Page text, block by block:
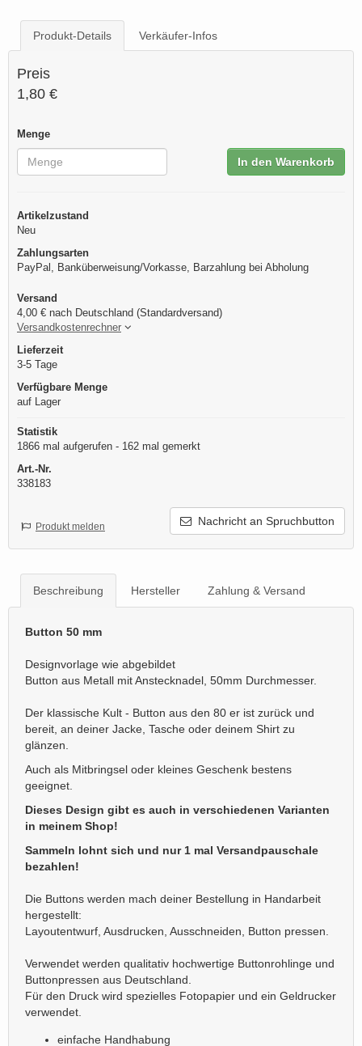
Produkt-Details Verkäufer-Infos
Preis
1,80 €
Menge
In den Warenkorb
Artikelzustand
Neu
Zahlungsarten
PayPal, Banküberweisung/Vorkasse, Barzahlung bei Abholung
Versand
4,00 € nach Deutschland (Standardversand)
Versandkostenrechner
Lieferzeit
3-5 Tage
Verfügbare Menge
auf Lager
Statistik
1866 mal aufgerufen - 162 mal gemerkt
Art.-Nr.
338183
Nachricht an Spruchbutton
Produkt melden
Beschreibung Hersteller Zahlung & Versand
Button 50 mm
Designvorlage wie abgebildet
Button aus Metall mit Anstecknadel, 50mm Durchmesser.
Der klassische Kult - Button aus den 80 er ist zurück und
bereit, an deiner Jacke, Tasche oder deinem Shirt zu
glänzen.
Auch als Mitbringsel oder kleines Geschenk bestens
geeignet.
Dieses Design gibt es auch in verschiedenen Varianten
in meinem Shop!
Sammeln lohnt sich und nur 1 mal Versandpauschale
bezahlen!
Die Buttons werden mach deiner Bestellung in Handarbeit
hergestellt:
Layoutentwurf, Ausdrucken, Ausschneiden, Button pressen.
Verwendet werden qualitativ hochwertige Buttonrohlinge und
Buttonpressen aus Deutschland.
Für den Druck wird spezielles Fotopapier und ein Geldrucker
verwendet.
einfache Handhabung